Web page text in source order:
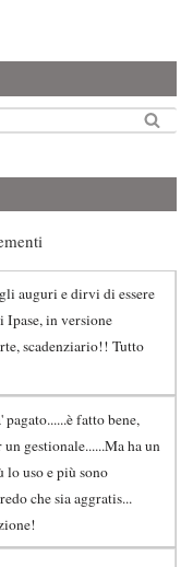
auguri e dirvi di essere
in versione
scadenziario!! Tutto
fatto bene,
gestionale......Ma ha un
uso e più sono
che sia aggratis...